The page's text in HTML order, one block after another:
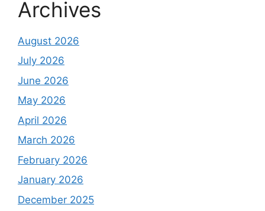
Archives
August 2026
July 2026
June 2026
May 2026
April 2026
March 2026
February 2026
January 2026
December 2025